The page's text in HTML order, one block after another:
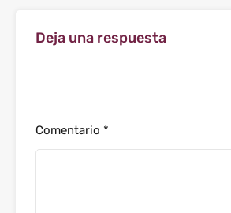
Deja una respuesta
Comentario *